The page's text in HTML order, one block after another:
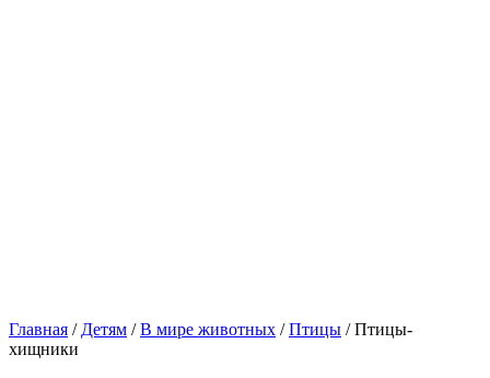
Главная / Детям /В мире животных /Птицы /Птицы-
хищники